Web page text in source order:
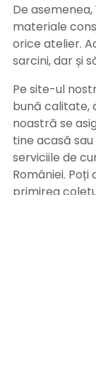
De
materiale
orice atelier.
sarcini, dar și
Pe site-ul
bună calitate,
noastră se
tine acasă
serviciile de
României.
primirea